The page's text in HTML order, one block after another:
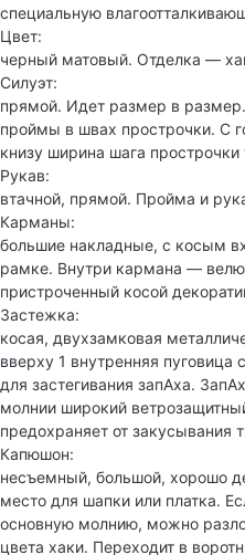
специальную
Цвет:
черный матовый. Отделка —
Силуэт:
прямой. Идет размер в
проймы в швах прострочки. С
книзу ширина шага прострочки
Рукав:
втачной, прямой. Пройма и
Карманы:
большие накладные, с косым
рамке. Внутри кармана —
пристроченный косой
Застежка:
косая, двухзамковая
вверху 1 внутренняя пуговица
для застегивания запАха.
молнии широкий
предохраняет от закусывания
Капюшон:
несъемный, большой, хорошо
место для шапки или платка.
основную молнию, можно
цвета хаки. Переходит в